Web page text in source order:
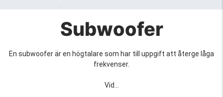
Subwoofer
En subwoofer är en högtalare som har till uppgift att återge låga
frekvenser.
Vid...